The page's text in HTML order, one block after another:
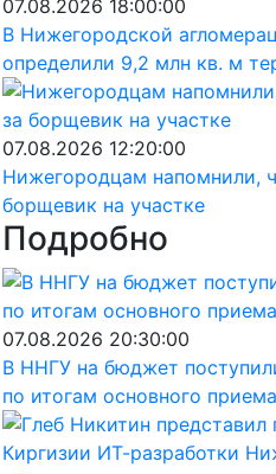
07.08.2026 18:00:00
В Нижегородской
определили 9,2 млн кв. м
07.08.2026 12:20:00
Нижегородцам напомнили,
борщевик на участке
Подробно
07.08.2026 20:30:00
В ННГУ на бюджет
по итогам основного приема